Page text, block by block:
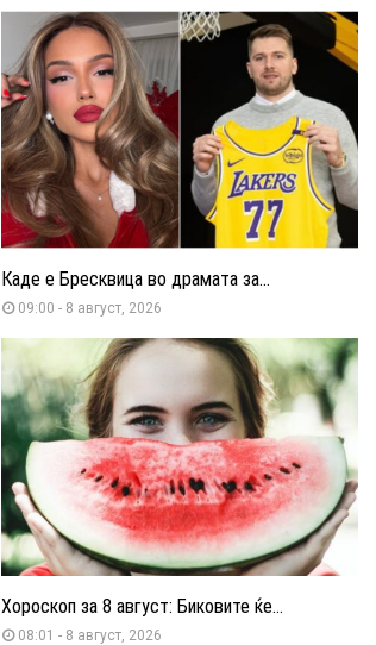
Каде е Бресквица во драмата за...
09:00 - 8 август, 2026
Хороскоп за 8 август: Биковите ќе...
08:01 - 8 август, 2026